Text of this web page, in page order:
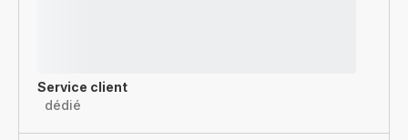
Service client
dédié